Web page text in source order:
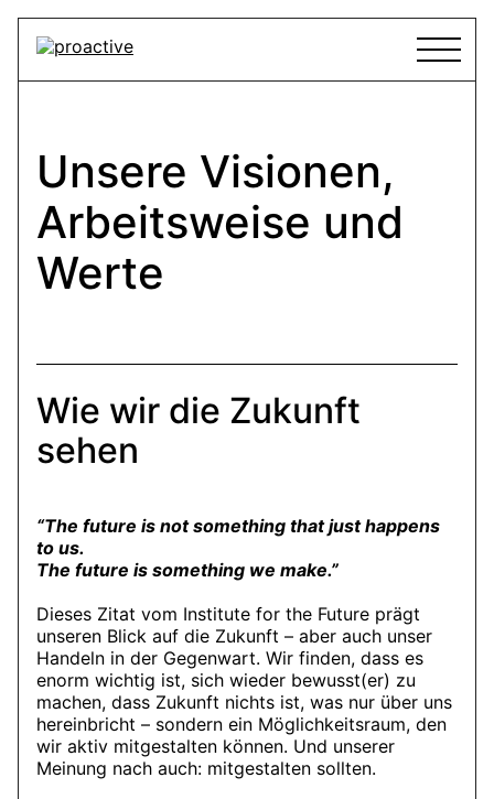
proactive
Unsere Visionen,
Arbeitsweise und
Werte
Wie wir die Zukunft
sehen
“The future is not something that just happens
to us.
The future is something we make.”
Dieses Zitat vom Institute for the Future prägt
unseren Blick auf die Zukunft – aber auch unser
Handeln in der Gegenwart. Wir finden, dass es
enorm wichtig ist, sich wieder bewusst(er) zu
machen, dass Zukunft nichts ist, was nur über uns
hereinbricht – sondern ein Möglichkeitsraum, den
wir aktiv mitgestalten können. Und unserer
Meinung nach auch: mitgestalten sollten.